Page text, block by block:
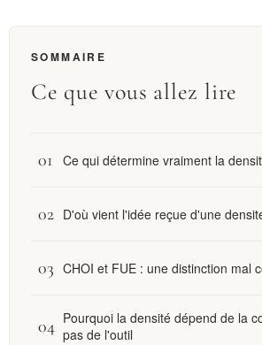
SOMMAIRE
Ce que vous allez lire
Ce qui détermine vraiment la
D'où vient l'idée reçue d'une
CHOI et FUE : une distinction mal
Pourquoi la densité dépend de la
pas de l'outil